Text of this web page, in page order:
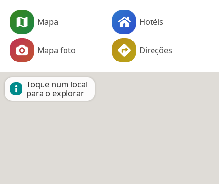
Mapa Hotéis
Mapa foto Direções
Toque num local
para o explorar